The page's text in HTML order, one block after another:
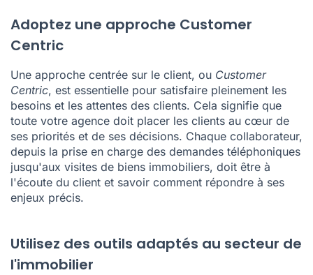
Adoptez une approche Customer
Centric
Une approche centrée sur le client, ou Customer
Centric, est essentielle pour satisfaire pleinement les
besoins et les attentes des clients. Cela signifie que
toute votre agence doit placer les clients au cœur de
ses priorités et de ses décisions. Chaque collaborateur,
depuis la prise en charge des demandes téléphoniques
jusqu'aux visites de biens immobiliers, doit être à
l'écoute du client et savoir comment répondre à ses
enjeux précis.
Utilisez des outils adaptés au secteur de
l'immobilier